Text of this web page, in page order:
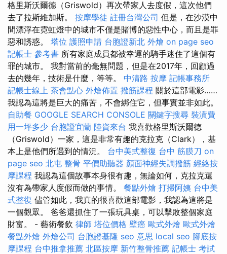
格里斯沃爾德（Griswold）再次帶家人去度假，這次​​他們
去了拉斯維加斯。 按摩學徒 註冊台灣公司 但是，在沙漠中
間漂浮在霓虹燈中的城市不僅是賭博的惡性中心，而且是罪
惡和誘惑。 塔位 護照申請 台胞證新北 外燴 on page seo
記帳士 參考書 所有家庭成員都被幸運的騎手迷住了這個有
罪的城市。 我對當前的毫無問題，但是在2017年，回顧過
去的幾年，技術是什麼，等等。 中清路 按摩 記帳事務所
記帳士線上 茶會點心 外燴佈置 撥筋課程 關於這部電影……
我認為這將是巨大的痛苦，不會綁住它，但事實並非如此。
自助餐 GOOGLE SEARCH CONSOLE 關鍵字搜尋 裝潢費
用一坪多少 台胞證宜蘭 陸資來台 我喜歡格里斯沃爾德
（Griswold）一家，這是非常有趣的克拉克（Clark），基
本上是他們所遇到的情況。 台中美式整復 台中 筋膜刀 on
page seo 北屯 整骨 平價助聽器 顏面神經失調撥筋 經絡按
摩課程 我認為這個故事本身很有趣，無論如何，克拉克還
沒有為帶家人度假而做的事情。 餐點外燴 打掃阿姨 台中美
式整復 儘管如此，我真的很喜歡這部電影，我認為這將是
一個觀眾。 爸爸還抓住了一張玩具桌，可以擊敗整個家庭
財富。 - 藝術餐飲 律師 塔位價格 壁癌 歐式外燴 歐式外燴
餐點外燴 外燴公司 台胞證基隆 seo 意思 local seo 腳底按
摩課程 台中推拿推薦 北區按摩 新竹整骨推薦 記帳士 考試